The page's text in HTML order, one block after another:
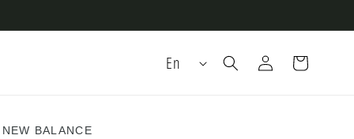
En
in
Cart
NEW BALANCE